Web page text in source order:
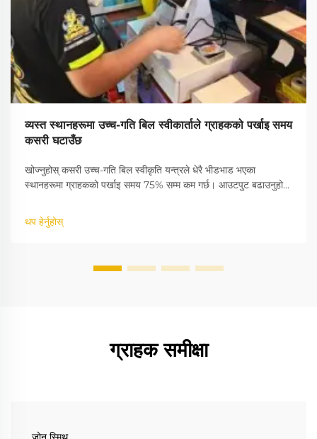
व्यस्त स्थानहरूमा उच्च-गति बिल स्वीकार्ताले ग्राहकको पर्खाइ समय
कसरी घटाउँछ
खोज्नुहोस् कसरी उच्च-गति बिल स्वीकृति यन्त्रले धेरै भीडभाड भएका
स्थानहरूमा ग्राहकको पर्खाइ समय 75% सम्म कम गर्छ। आउटपुट बढाउनुहोस्,
थप हेर्नुहोस्
ग्राहक समीक्षा